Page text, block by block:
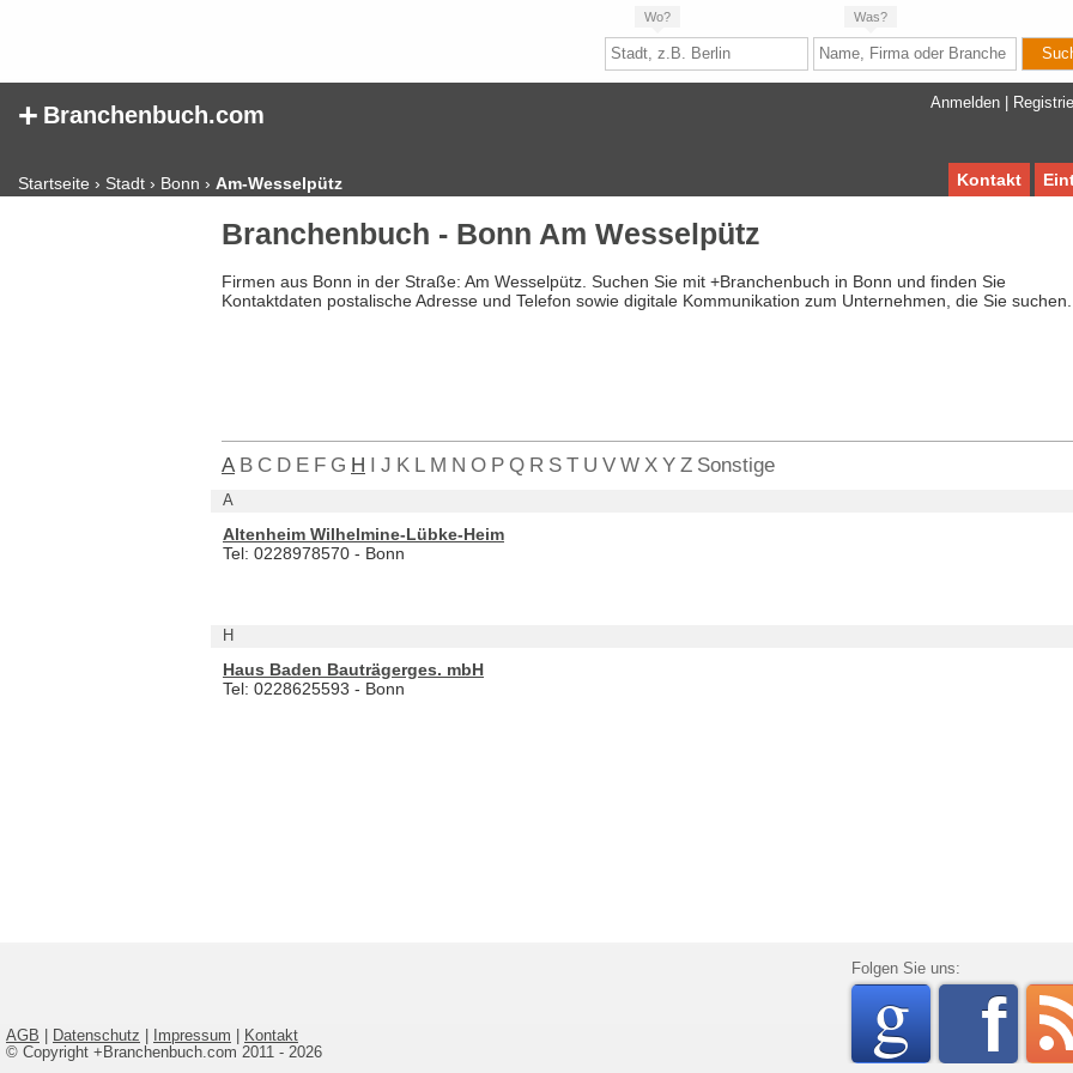
Wo? Was?
Anmelden
+ Branchenbuch.com
Startseite › Stadt › Bonn › Am-Wesselpütz Kontakt
Branchenbuch - Bonn Am Wesselpütz
Firmen aus Bonn in der Straße: Am Wesselpütz. Suchen Sie mit +Branchenbuch in Bonn und finden Sie
Kontaktdaten postalische Adresse und Telefon sowie digitale Kommunikation zum Unternehmen, die Sie suchen.
A B C D E F G H I J K L M N O P Q R S T U V W X Y Z Sonstige
A
Altenheim Wilhelmine-Lübke-Heim
Tel: 0228978570 - Bonn
H
Haus Baden Bauträgerges. mbH
Tel: 0228625593 - Bonn
AGB Datenschutz Impressum
Kontakt
© Copyright +Branchenbuch.com 2011 - 2026
Folgen Sie uns:
rss